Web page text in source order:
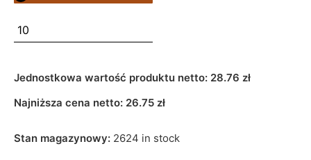
Jednostkowa wartość produktu netto: 28.76 zł
Najniższa cena netto: 26.75 zł
Stan magazynowy: 2624 in stock